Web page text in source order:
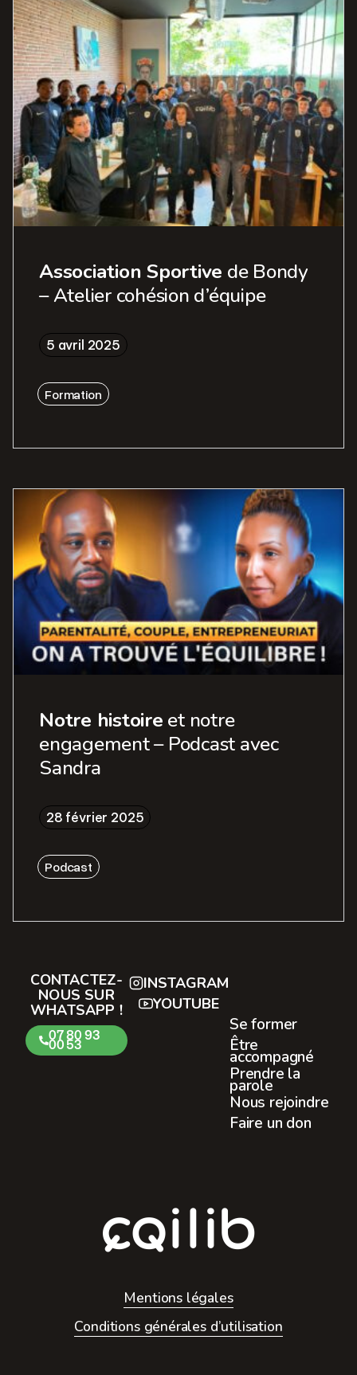
Association Sportive de Bondy
– Atelier cohésion d’équipe
5 avril 2025
Formation
Notre histoire et notre
engagement – Podcast avec
Sandra
28 février 2025
Podcast
CONTACTEZ-
NOUS SUR
WHATSAPP !
07 80 93
00 53
INSTAGRAM
YOUTUBE
Se former
Être
accompagné
Prendre la
parole
Nous rejoindre
Faire un don
Mentions légales
Conditions générales d’utilisation